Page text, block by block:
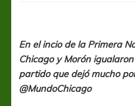
En el incio de la Primera
Chicago y Morón
partido que dejó mucho
@MundoChicago